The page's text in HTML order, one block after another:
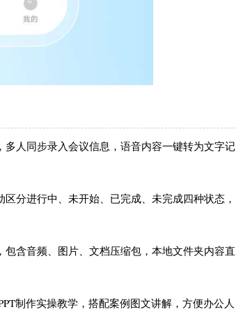
人同步录入会议信息，语音内容一键转为文字记
分进行中、未开始、已完成、未完成四种状态，
含音频、图片、文档压缩包，本地文件夹内容直
制作实操教学，搭配案例图文讲解，方便办公人